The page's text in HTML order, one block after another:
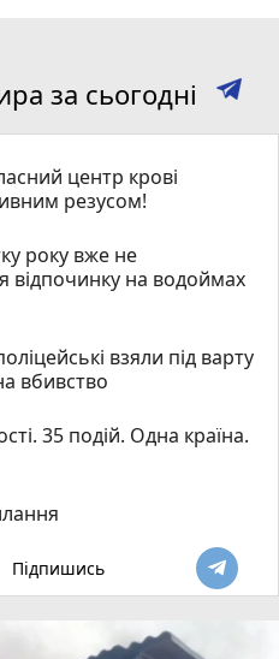
за сьогодні
центр крові
резусом!
року вже не
відпочинку на водоймах
взяли під варту
вбивство
35 подій. Одна країна.
Підпишись